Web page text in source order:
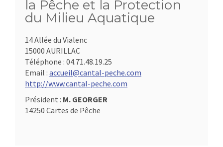
la Pêche et la Protection
du Milieu Aquatique
14 Allée du Vialenc
15000 AURILLAC
Téléphone : 04.71.48.19.25
Email : accueil@cantal-peche.com
http://www.cantal-peche.com
Président : M. GEORGER
14250 Cartes de Pêche